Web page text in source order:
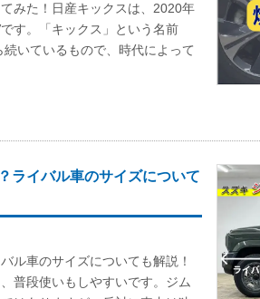
みた！日産キックスは、2020年
す。「キックス」という名前
いているもので、時代によって
ライバル車のサイズについて
ル車のサイズについても解説！
普段使いもしやすいです。ジム